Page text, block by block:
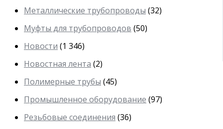
Металлические трубопроводы (32)
Муфты для трубопроводов (50)
Новости (1 346)
Новостная лента (2)
Полимерные трубы (45)
Промышленное оборудование (97)
Резьбовые соединения (36)